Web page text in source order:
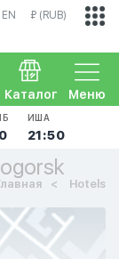
EN ₽ (RUB)
Меню
Каталог
ИША
21:50
Hotels